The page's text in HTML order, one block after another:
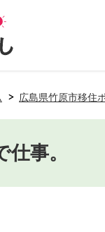
広島県竹原市移住
事。